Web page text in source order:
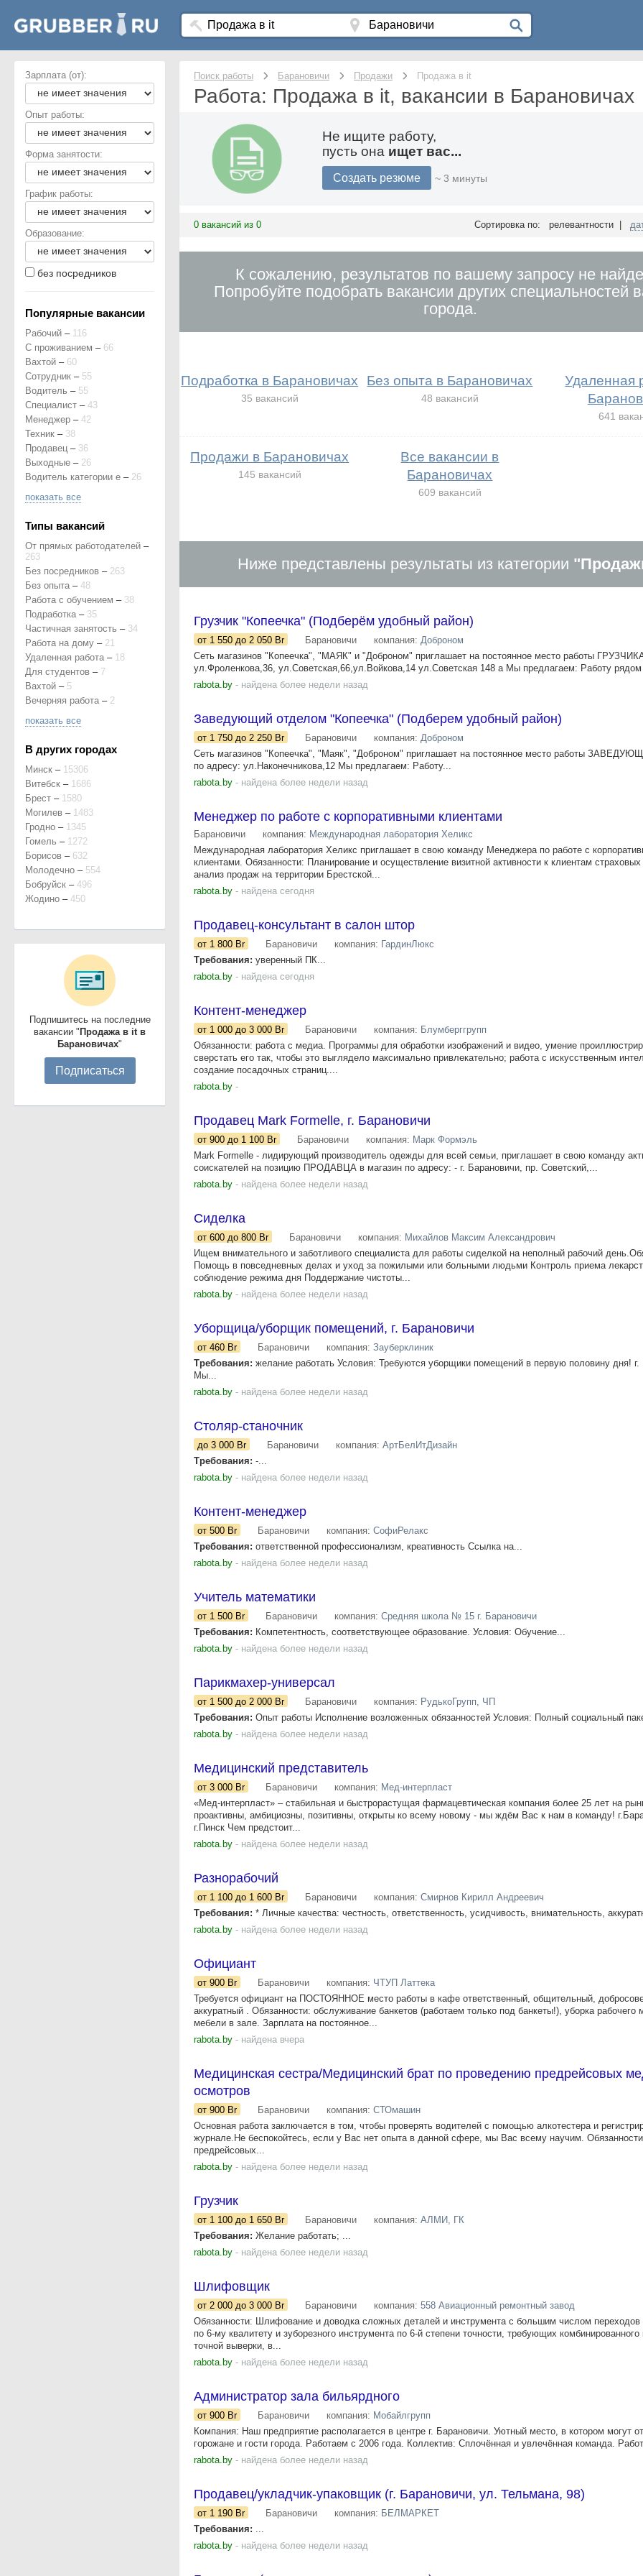
Поиск работы Барановичи Продажи Продажа в it
Работа: Продажа в it, вакансии в Барановичах
Не ищите работу,
пусть она ищет вас...
Создать резюме ~ 3 минуты
0 вакансий из 0 Сортировка по: релевантности |
К сожалению, результатов по вашему запросу не
Попробуйте подобрать вакансии других специальностей
города.
Подработка в Барановичах
35 вакансий
Без опыта в Барановичах
48 вакансий
Удаленная
641
Продажи в Барановичах
145 вакансий
Все вакансии в
Барановичах
609 вакансий
Ниже представлены результаты из категории
Грузчик "Копеечка" (Подберём удобный район)
от 1 550 до 2 050 Br Барановичи компания: Доброном
Сеть магазинов "Копеечка", "МАЯК" и "Доброном" приглашает на постоянное место работы
ул.Фроленкова,36, ул.Советская,66,ул.Войкова,14 ул.Советская 148 а Мы предлагаем: Работу
rabota.by - найдена более недели назад
Заведующий отделом "Копеечка" (Подберем удобный район)
от 1 750 до 2 250 Br Барановичи компания: Доброном
Сеть магазинов "Копеечка", "Маяк", "Доброном" приглашает на постоянное место работы
по адресу: ул.Наконечникова,12 Мы предлагаем: Работу...
rabota.by - найдена более недели назад
Менеджер по работе с корпоративными клиентами
Барановичи компания: Международная лаборатория Хеликс
Международная лаборатория Хеликс приглашает в свою команду Менеджера по работе с
клиентами. Обязанности: Планирование и осуществление визитной активности к клиентам
анализ продаж на территории Брестской...
rabota.by - найдена сегодня
Продавец-консультант в салон штор
от 1 800 Br Барановичи компания: ГардинЛюкс
Требования: уверенный ПК...
rabota.by - найдена сегодня
Контент-менеджер
от 1 000 до 3 000 Br Барановичи компания: Блумберггрупп
Обязанности: работа с медиа. Программы для обработки изображений и видео, умение
сверстать его так, чтобы это выглядело максимально привлекательно; работа с искусственным
создание посадочных страниц....
rabota.by -
Продавец Mark Formelle, г. Барановичи
от 900 до 1 100 Br Барановичи компания: Марк Формэль
Mark Formelle - лидирующий производитель одежды для всей семьи, приглашает в свою команду
соискателей на позицию ПРОДАВЦА в магазин по адресу: - г. Барановичи, пр. Советский,...
rabota.by - найдена более недели назад
Сиделка
от 600 до 800 Br Барановичи компания: Михайлов Максим Александрович
Ищем внимательного и заботливого специалиста для работы сиделкой на неполный рабочий
Помощь в повседневных делах и уход за пожилыми или больными людьми Контроль приема
соблюдение режима дня Поддержание чистоты...
rabota.by - найдена более недели назад
Уборщица/уборщик помещений, г. Барановичи
от 460 Br Барановичи компания: Зауберклиник
Требования: желание работать Условия: Требуются уборщики помещений в первую половину дня! г.
Мы...
rabota.by - найдена более недели назад
Столяр-станочник
до 3 000 Br Барановичи компания: АртБелИтДизайн
Требования: -...
rabota.by - найдена более недели назад
Контент-менеджер
от 500 Br Барановичи компания: СофиРелакс
Требования: ответственной профессионализм, креативность Ссылка на...
rabota.by - найдена более недели назад
Учитель математики
от 1 500 Br Барановичи компания: Средняя школа № 15 г. Барановичи
Требования: Компетентность, соответствующее образование. Условия: Обучение...
rabota.by - найдена более недели назад
Парикмахер-универсал
от 1 500 до 2 000 Br Барановичи компания: РудькоГрупп, ЧП
Требования: Опыт работы Исполнение возложенных обязанностей Условия: Полный социальный
rabota.by - найдена более недели назад
Медицинский представитель
от 3 000 Br Барановичи компания: Мед-интерпласт
«Мед-интерпласт» – стабильная и быстрорастущая фармацевтическая компания более 25 лет на
проактивны, амбициозны, позитивны, открыты ко всему новому - мы ждём Вас к нам в команду!
г.Пинск Чем предстоит...
rabota.by - найдена более недели назад
Разнорабочий
от 1 100 до 1 600 Br Барановичи компания: Смирнов Кирилл Андреевич
Требования: * Личные качества: честность, ответственность, усидчивость, внимательность,
rabota.by - найдена более недели назад
Официант
от 900 Br Барановичи компания: ЧТУП Латтека
Требуется официант на ПОСТОЯННОЕ место работы в кафе ответственный, общительный,
аккуратный . Обязанности: обслуживание банкетов (работаем только под банкеты!), уборка рабочего
мебели в зале. Зарплата на постоянное...
rabota.by - найдена вчера
Медицинская сестра/Медицинский брат по проведению предрейсовых
осмотров
от 900 Br Барановичи компания: СТОмашин
Основная работа заключается в том, чтобы проверять водителей с помощью алкотестера и
журнале.Не беспокойтесь, если у Вас нет опыта в данной сфере, мы Вас всему научим.
предрейсовых...
rabota.by - найдена более недели назад
Грузчик
от 1 100 до 1 650 Br Барановичи компания: АЛМИ, ГК
Требования: Желание работать; ...
rabota.by - найдена более недели назад
Шлифовщик
от 2 000 до 3 000 Br Барановичи компания: 558 Авиационный ремонтный завод
Обязанности: Шлифование и доводка сложных деталей и инструмента с большим числом переходов
по 6-му квалитету и зуборезного инструмента по 6-й степени точности, требующих комбинированного
точной выверки, в...
rabota.by - найдена более недели назад
Администратор зала бильярдного
от 900 Br Барановичи компания: Мобайлгрупп
Компания: Наш предприятие располагается в центре г. Барановичи. Уютный место, в котором могут
горожане и гости города. Работаем с 2006 года. Коллектив: Сплочённая и увлечённая команда.
rabota.by - найдена более недели назад
Продавец/укладчик-упаковщик (г. Барановичи, ул. Тельмана, 98)
от 1 190 Br Барановичи компания: БЕЛМАРКЕТ
Требования: ...
rabota.by - найдена более недели назад
Зарплата (от):
Опыт работы:
Форма занятости:
График работы:
Образование:
без посредников
Популярные вакансии
Рабочий – 116
С проживанием – 66
Вахтой – 60
Сотрудник – 55
Водитель – 55
Специалист – 43
Менеджер – 42
Техник – 38
Продавец – 36
Выходные – 26
Водитель категории е – 26
показать все
Типы вакансий
От прямых работодателей –
263
Без посредников – 263
Без опыта – 48
Работа с обучением – 38
Подработка – 35
Частичная занятость – 34
Работа на дому – 21
Удаленная работа – 18
Для студентов – 7
Вахтой – 5
Вечерняя работа – 2
показать все
В других городах
Минск – 15306
Витебск – 1686
Брест – 1580
Могилев – 1483
Гродно – 1345
Гомель – 1272
Борисов – 632
Молодечно – 554
Бобруйск – 496
Жодино – 450
Подпишитесь на последние
вакансии " Продажа в it в
Барановичах"
Подписаться